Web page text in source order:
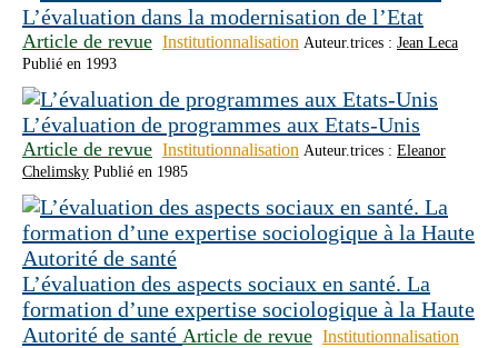
L’évaluation dans la modernisation de l’Etat
Article de revue Institutionnalisation Auteur.trices : Jean Leca
Publié en 1993
L’évaluation de programmes aux Etats-Unis
Article de revue Institutionnalisation Auteur.trices : Eleanor
Chelimsky Publié en 1985
L’évaluation des aspects sociaux en santé. La
formation d’une expertise sociologique à la Haute
Autorité de santé Article de revue Institutionnalisation